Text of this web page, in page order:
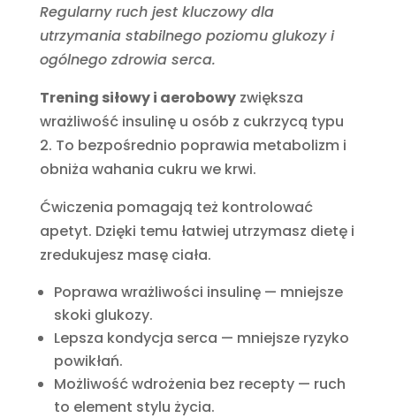
Regularny ruch jest kluczowy dla
utrzymania stabilnego poziomu glukozy i
ogólnego zdrowia serca.
Trening siłowy i aerobowyzwiększa
wrażliwość insulinę u osób z cukrzycą typu
2. To bezpośrednio poprawia metabolizm i
obniża wahania cukru we krwi.
Ćwiczenia pomagają też kontrolować
apetyt. Dzięki temu łatwiej utrzymasz dietę i
zredukujesz masę ciała.
Poprawa wrażliwości insulinę — mniejsze
skoki glukozy.
Lepsza kondycja serca — mniejsze ryzyko
powikłań.
Możliwość wdrożenia bez recepty — ruch
to element stylu życia.